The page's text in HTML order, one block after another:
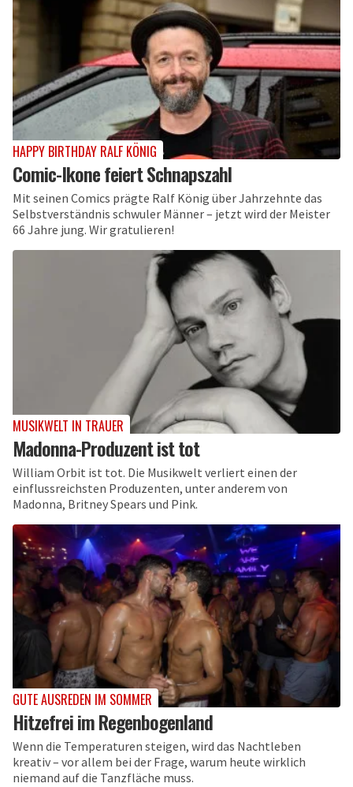
HAPPY BIRTHDAY RALF KÖNIG
Comic-Ikone feiert Schnapszahl
Mit seinen Comics prägte Ralf König über Jahrzehnte das
Selbstverständnis schwuler Männer – jetzt wird der Meister
66 Jahre jung. Wir gratulieren!
MUSIKWELT IN TRAUER
Madonna-Produzent ist tot
William Orbit ist tot. Die Musikwelt verliert einen der
einflussreichsten Produzenten, unter anderem von
Madonna, Britney Spears und Pink.
GUTE AUSREDEN IM SOMMER
Hitzefrei im Regenbogenland
Wenn die Temperaturen steigen, wird das Nachtleben
kreativ – vor allem bei der Frage, warum heute wirklich
niemand auf die Tanzfläche muss.